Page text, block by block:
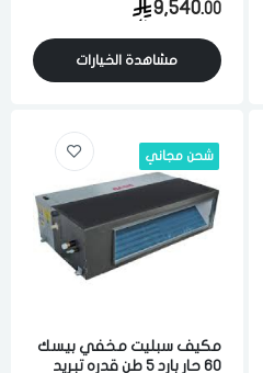
9,540.00
مشاهدة الخيارات
شحن مجاني
مكيف سبليت مخفي بيسك
60 حار بارد 5 طن قدره تبريد
والاحكاموسياسة الاستخدام.
او كل المنتجات التي تم اضافتها